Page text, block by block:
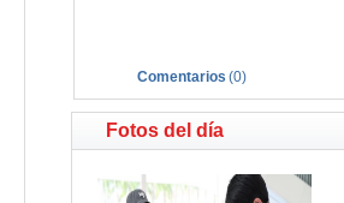
Comentarios (0)